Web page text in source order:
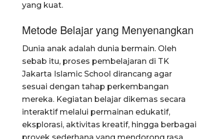
yang kuat.
Metode Belajar yang Menyenangkan
Dunia anak adalah dunia bermain. Oleh
sebab itu, proses pembelajaran di TK
Jakarta Islamic School dirancang agar
sesuai dengan tahap perkembangan
mereka. Kegiatan belajar dikemas secara
interaktif melalui permainan edukatif,
eksplorasi, aktivitas kreatif, hingga berbagai
proyek sederhana yang mendorong rasa